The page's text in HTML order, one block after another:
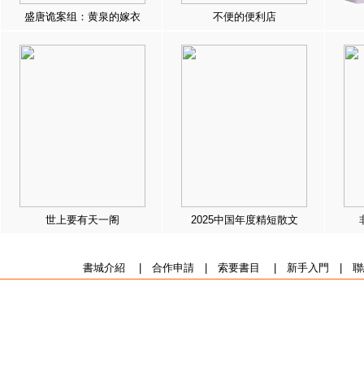
盛唐诡案组：黄泉的嫁衣 不便的便利店
世上要有天一阁 2025中国年度精短散文
書城介紹 合作申請| 索要書目 新手入門